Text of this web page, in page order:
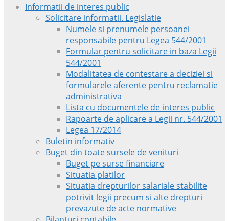
Informatii de interes public
Solicitare informatii. Legislatie
Numele si prenumele persoanei
responsabile pentru Legea 544/2001
Formular pentru solicitare in baza Legii
544/2001
Modalitatea de contestare a deciziei si
formularele aferente pentru reclamatie
administrativa
Lista cu documentele de interes public
Rapoarte de aplicare a Legii nr. 544/2001
Legea 17/2014
Buletin informativ
Buget din toate sursele de venituri
Buget pe surse financiare
Situatia platilor
Situatia drepturilor salariale stabilite
potrivit legii precum si alte drepturi
prevazute de acte normative